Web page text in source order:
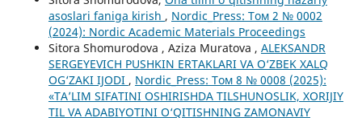
asoslari faniga kirish , Nordic_Press: Том 2 № 0002
(2024): Nordic Academic Materials Proceedings
Sitora Shomurodova , Aziza Muratova , ALEKSANDR
SERGEYEVICH PUSHKIN ERTAKLARI VA O‘ZBEK XALQ
OG‘ZAKI IJODI , Nordic_Press: Том 8 № 0008 (2025):
«TA’LIM SIFATINI OSHIRISHDA TILSHUNOSLIK, XORIJIY
TIL VA ADABIYOTINI O‘QITISHNING ZAMONAVIY